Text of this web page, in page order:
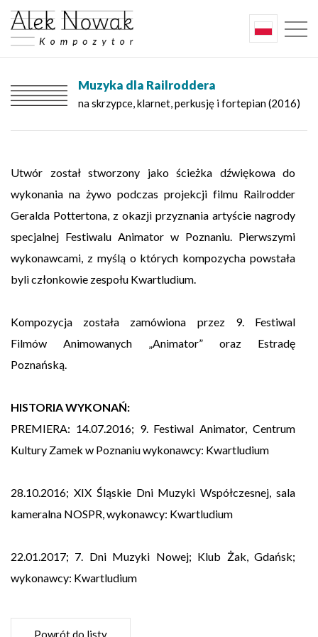
Muzyka dla Railroddera
na skrzypce, klarnet, perkusję i fortepian (2016)
Utwór został stworzony jako ścieżka dźwiękowa do
wykonania na żywo podczas projekcji filmu Railrodder
Geralda Pottertona, z okazji przyznania artyście nagrody
specjalnej Festiwalu Animator w Poznaniu. Pierwszymi
wykonawcami, z myślą o których kompozycha powstała
byli członkowie zespołu Kwartludium.
Kompozycja została zamówiona przez 9. Festiwal
Filmów Animowanych „Animator” oraz Estradę
Poznańską.
HISTORIA WYKONAŃ:
PREMIERA: 14.07.2016; 9. Festiwal Animator, Centrum
Kultury Zamek w Poznaniu wykonawcy: Kwartludium
28.10.2016; XIX Śląskie Dni Muzyki Współczesnej, sala
kameralna NOSPR, wykonawcy: Kwartludium
22.01.2017; 7. Dni Muzyki Nowej; Klub Żak, Gdańsk;
wykonawcy: Kwartludium
Powrót do listy